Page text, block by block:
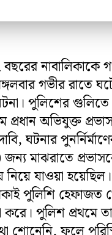
নাবালিকাকে
গভীর রাতে
পুলিশের
প্রধান অভিযুক্ত
ঘটনার
জন্য মাঝরাতে
যাওয়া
পুলিশি হেফাজত
করে। পুলিশ প্রথমে